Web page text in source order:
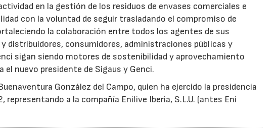
en la gestión de los residuos de envases comerciales e
con la voluntad de seguir trasladando el compromiso de
la colaboración entre todos los agentes de sus
distribuidores, consumidores, administraciones públicas y
sigan siendo motores de sostenibilidad y aprovechamiento
nuevo presidente de Sigaus y Genci.
González del Campo, quien ha ejercido la presidencia
representando a la compañía Enilive Iberia, S.L.U. (antes Eni